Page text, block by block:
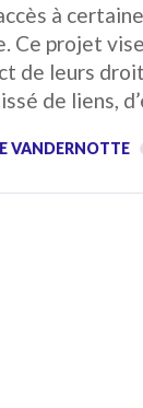
à
Ce projet
de leurs
de liens,
VANDERNOTTE